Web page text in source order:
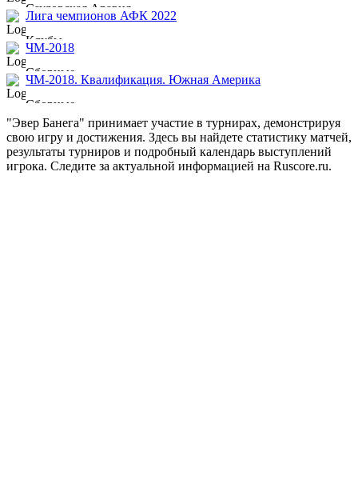
Саудовская Аравия
Лига чемпионов АФК 2022
Клубы
ЧМ-2018
Сборные
ЧМ-2018. Квалификация. Южная Америка
Сборные
"Эвер Банега" принимает участие в турнирах, демонстрируя
свою игру и достижения. Здесь вы найдете статистику матчей,
результаты турниров и подробный календарь выступлений
игрока. Следите за актуальной информацией на Ruscore.ru.